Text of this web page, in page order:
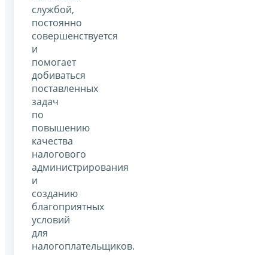
службой,
постоянно
совершенствуется
и
помогает
добиваться
поставленных
задач
по
повышению
качества
налогового
администрирования
и
созданию
благоприятных
условий
для
налогоплательщиков.